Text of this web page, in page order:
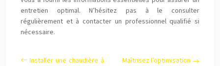
entretien optimal. N’hésitez pas à le consulter
régulièrement et à contacter un professionnel qualifié si
nécessaire.
Installer une chaudière à
Maîtrisez l’optimisation